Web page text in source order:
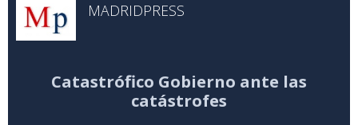
MADRIDPRESS
Catastrófico Gobierno ante las
catástrofes